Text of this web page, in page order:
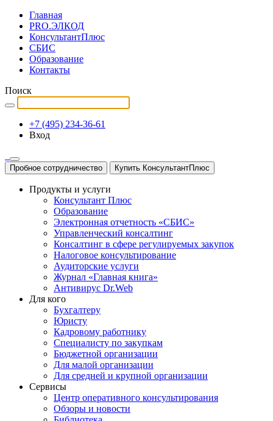
Главная
PRO.ЭЛКОД
КонсультантПлюс
СБИС
Образование
Контакты
Поиск
+7 (495) 234-36-61
Вход
Пробное сотрудничество Купить КонсультантПлюс
Продукты и услуги
Консультант Плюс
Образование
Электронная отчетность «СБИС»
Управленческий консалтинг
Консалтинг в сфере регулируемых закупок
Налоговое консультирование
Аудиторские услуги
Журнал «Главная книга»
Антивирус Dr.Web
Для кого
Бухгалтеру
Юристу
Кадровому работнику
Специалисту по закупкам
Бюджетной организации
Для малой организации
Для средней и крупной организации
Сервисы
Центр оперативного консультирования
Обзоры и новости